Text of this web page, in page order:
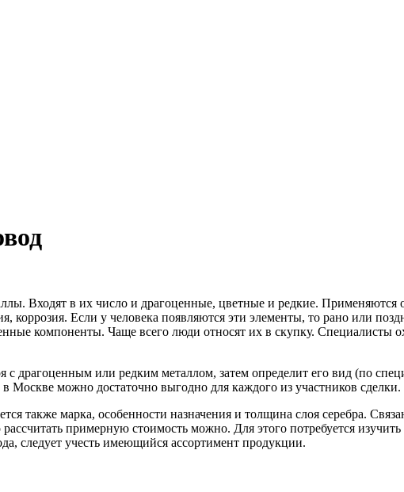
Входят в их число и драгоценные, цветные и редкие.
Если у человека появляются эти элементы, то рано или
компоненты. Чаще всего люди относят их в скупку.
с драгоценным или редким металлом, затем определит его вид (по
Москве можно достаточно выгодно для каждого из участников сделки.
также марка, особенности назначения и толщина слоя серебра.
примерную стоимость можно. Для этого потребуется
следует учесть имеющийся ассортимент продукции.